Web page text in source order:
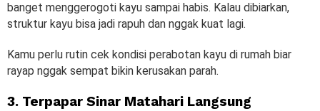
banget menggerogoti kayu sampai habis. Kalau dibiarkan,
struktur kayu bisa jadi rapuh dan nggak kuat lagi.
Kamu perlu rutin cek kondisi perabotan kayu di rumah biar
rayap nggak sempat bikin kerusakan parah.
3. Terpapar Sinar Matahari Langsung